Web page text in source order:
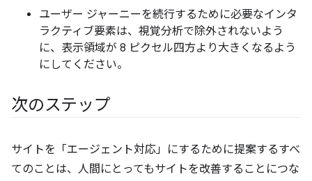
ユーザー ジャーニーを続行するために必要なインタ
ラクティブ要素は、視覚分析で除外されないよう
に、表示領域が 8 ピクセル四方より大きくなるよう
にしてください。
次のステップ
サイトを「エージェント対応」にするために提案するすべ
てのことは、人間にとってもサイトを改善することにつな